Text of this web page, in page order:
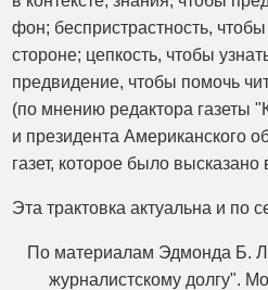
фон; беспристрастность,
стороне; цепкость, чтобы
предвидение, чтобы помочь
(по мнению редактора газеты
и президента Американского
газет, которое было высказано
Эта трактовка актуальна и по
По материалам Эдмонда Б.
журналистскому долгу".